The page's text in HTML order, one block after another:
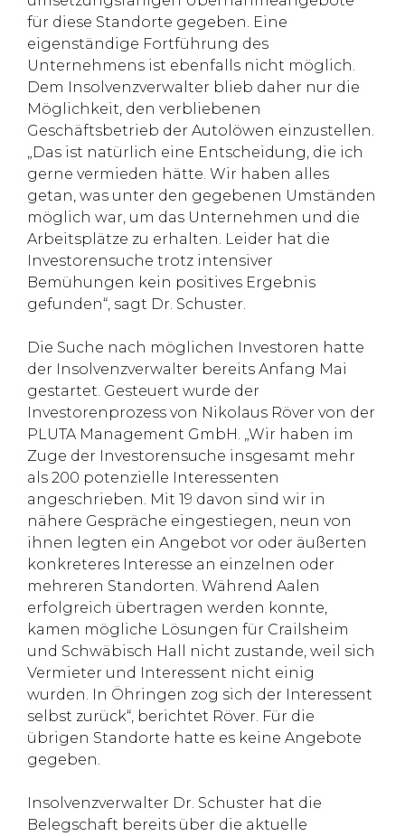
für diese Standorte gegeben. Eine
eigenständige Fortführung des
Unternehmens ist ebenfalls nicht möglich.
Dem Insolvenzverwalter blieb daher nur die
Möglichkeit, den verbliebenen
Geschäftsbetrieb der Autolöwen einzustellen.
„Das ist natürlich eine Entscheidung, die ich
gerne vermieden hätte. Wir haben alles
getan, was unter den gegebenen Umständen
möglich war, um das Unternehmen und die
Arbeitsplätze zu erhalten. Leider hat die
Investorensuche trotz intensiver
Bemühungen kein positives Ergebnis
gefunden“, sagt Dr. Schuster.
Die Suche nach möglichen Investoren hatte
der Insolvenzverwalter bereits Anfang Mai
gestartet. Gesteuert wurde der
Investorenprozess von Nikolaus Röver von der
PLUTA Management GmbH. „Wir haben im
Zuge der Investorensuche insgesamt mehr
als 200 potenzielle Interessenten
angeschrieben. Mit 19 davon sind wir in
nähere Gespräche eingestiegen, neun von
ihnen legten ein Angebot vor oder äußerten
konkreteres Interesse an einzelnen oder
mehreren Standorten. Während Aalen
erfolgreich übertragen werden konnte,
kamen mögliche Lösungen für Crailsheim
und Schwäbisch Hall nicht zustande, weil sich
Vermieter und Interessent nicht einig
wurden. In Öhringen zog sich der Interessent
selbst zurück“, berichtet Röver. Für die
übrigen Standorte hatte es keine Angebote
gegeben.
Insolvenzverwalter Dr. Schuster hat die
Belegschaft bereits über die aktuelle